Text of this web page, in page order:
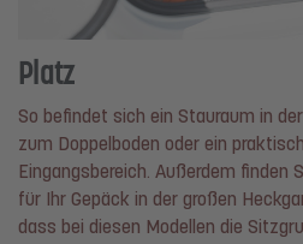
Platz
So befindet sich ein Stauraum in
zum Doppelboden oder ein
Eingangsbereich. Außerdem finden
für Ihr Gepäck in der großen
dass bei diesen Modellen die